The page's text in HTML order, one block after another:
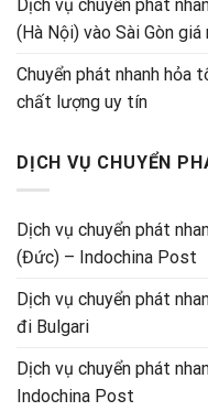
Dịch vụ chuyển phát
(Hà Nội) vào Sài Gòn giá
Chuyển phát nhanh hỏa
chất lượng uy tín
DỊCH VỤ CHUYỂN
Dịch vụ chuyển phát
(Đức) – Indochina Post
Dịch vụ chuyển phát
đi Bulgari
Dịch vụ chuyển phát
Indochina Post